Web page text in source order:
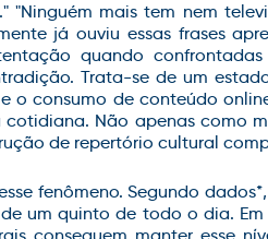
"Ninguém mais tem nem
já ouviu essas frases
quando
Trata-se de um
o consumo de conteúdo
Não apenas como
de repertório cultural
fenômeno. Segundo dados*
de um quinto de todo o dia.